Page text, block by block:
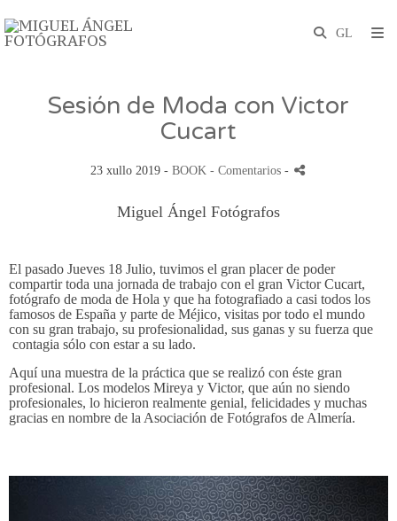
Sesión de Moda con Victor
Cucart
23 xullo 2019 - BOOK - Comentarios -
Miguel Ángel Fotógrafos
El pasado Jueves 18 Julio, tuvimos el gran placer de poder
compartir toda una jornada de trabajo con el gran Victor Cucart,
fotógrafo de moda de Hola y que ha fotografiado a casi todos los
famosos de España y parte de Méjico, visitas por todo el mundo
con su gran trabajo, su profesionalidad, sus ganas y su fuerza que
contagia sólo con estar a su lado.
Aquí una muestra de la práctica que se realizó con éste gran
profesional. Los modelos Mireya y Victor, que aún no siendo
profesionales, lo hicieron realmente genial, felicidades y muchas
gracias en nombre de la Asociación de Fotógrafos de Almería.